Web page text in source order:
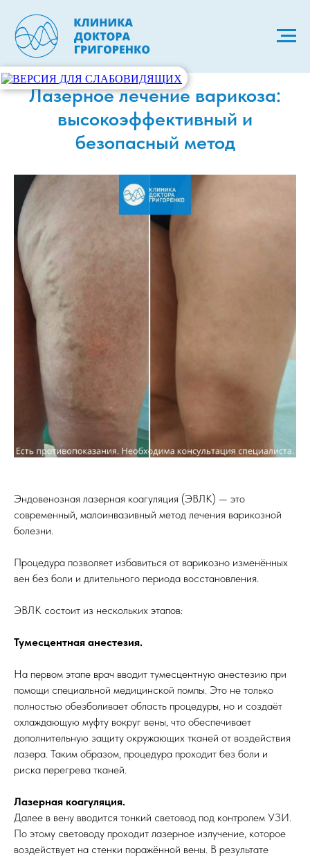
Лазерное лечение варикоза:
высокоэффективный и
безопасный метод
Эндовенозная лазерная коагуляция (ЭВЛК) — это
современный, малоинвазивный метод лечения варикозной
болезни.
Процедура позволяет избавиться от варикозно изменённых
вен без боли и длительного периода восстановления.
ЭВЛК состоит из нескольких этапов:
Тумесцентная анестезия.
На первом этапе врач вводит тумесцентную анестезию при
помощи специальной медицинской помпы. Это не только
полностью обезболивает область процедуры, но и создаёт
охлаждающую муфту вокруг вены, что обеспечивает
дополнительную защиту окружающих тканей от воздействия
лазера. Таким образом, процедура проходит без боли и
риска перегрева тканей.
Лазерная коагуляция.
Далее в вену вводится тонкий световод под контролем УЗИ.
По этому световоду проходит лазерное излучение, которое
воздействует на стенки поражённой вены. В результате